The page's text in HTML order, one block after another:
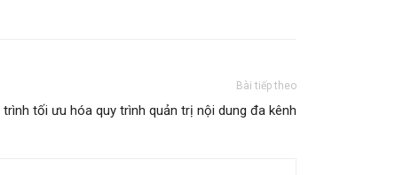
Bài tiếp theo
tối ưu hóa quy trình quản trị nội dung đa kênh